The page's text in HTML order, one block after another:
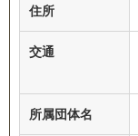
住所
交通
所属団体名